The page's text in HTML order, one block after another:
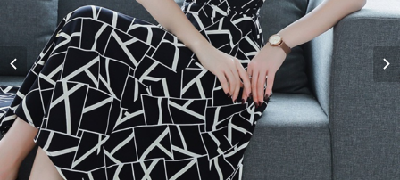
ョン 通販